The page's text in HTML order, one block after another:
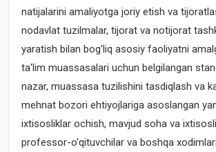
natijalarini amaliyotga joriy etish va
nodavlat tuzilmalar, tijorat va notijorat
yaratish bilan bog'liq asosiy faoliyatni
ta'lim muassasalari uchun belgilangan
nazar, muassasa tuzilishini tasdiqlash va
mehnat bozori ehtiyojlariga asoslangan
ixtisosliklar ochish, mavjud soha va
professor-o'qituvchilar va boshqa